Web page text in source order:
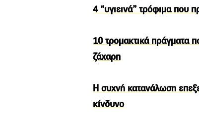
4 “υγιεινά” τρόφιμα που
10 τρομακτικά πράγματα
ζάχαρη
Η συχνή κατανάλωση
κίνδυνο